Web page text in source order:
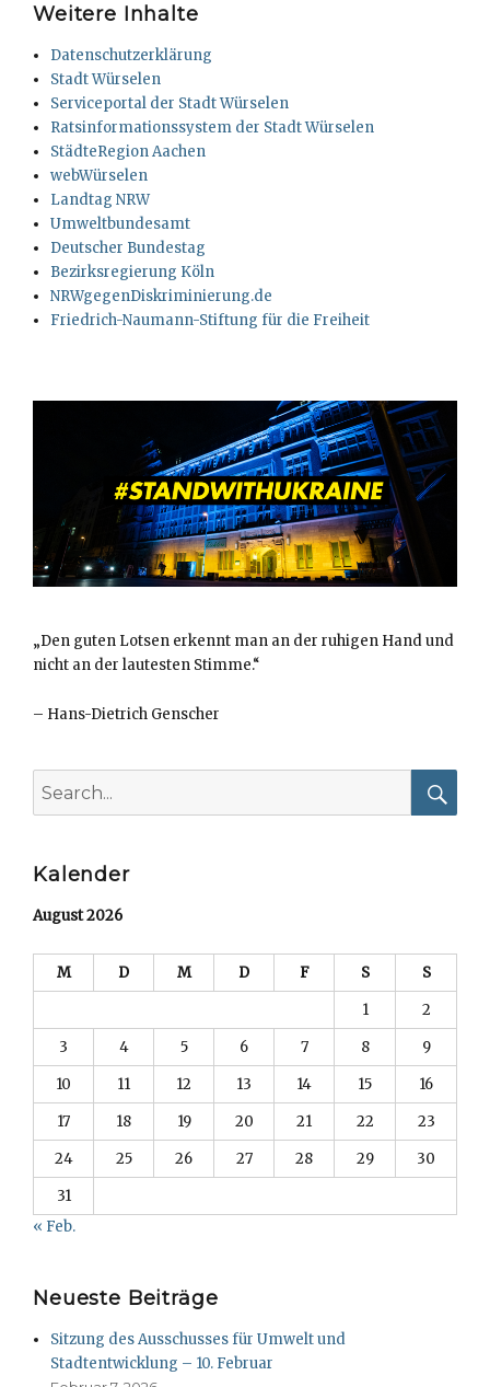
Weitere Inhalte
Datenschutzerklärung
Stadt Würselen
Serviceportal der Stadt Würselen
Ratsinformationssystem der Stadt Würselen
StädteRegion Aachen
webWürselen
Landtag NRW
Umweltbundesamt
Deutscher Bundestag
Bezirksregierung Köln
NRWgegenDiskriminierung.de
Friedrich-Naumann-Stiftung für die Freiheit
„Den guten Lotsen erkennt man an der ruhigen Hand und
nicht an der lautesten Stimme.“
– Hans-Dietrich Genscher
for:
Kalender
August 2026
M D M D F S
S
1
2
3
4 5 6 7 8
9
10
11 12 13 14 15
16
17
18 19 20 21 22
23
24
25 26 27 28 29
30
31
« Feb.
Neueste Beiträge
Sitzung des Ausschusses für Umwelt und
Stadtentwicklung – 10. Februar